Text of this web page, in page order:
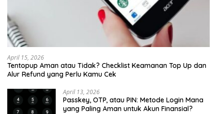
April 15, 2026
Tentopup Aman atau Tidak? Checklist Keamanan Top Up dan
Alur Refund yang Perlu Kamu Cek
April 13, 2026
Passkey, OTP, atau PIN: Metode Login Mana
yang Paling Aman untuk Akun Finansial?